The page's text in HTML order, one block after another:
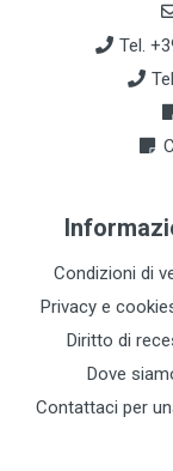
Tel.
Condizioni di
Privacy e
Diritto di
Dove
Contattaci per